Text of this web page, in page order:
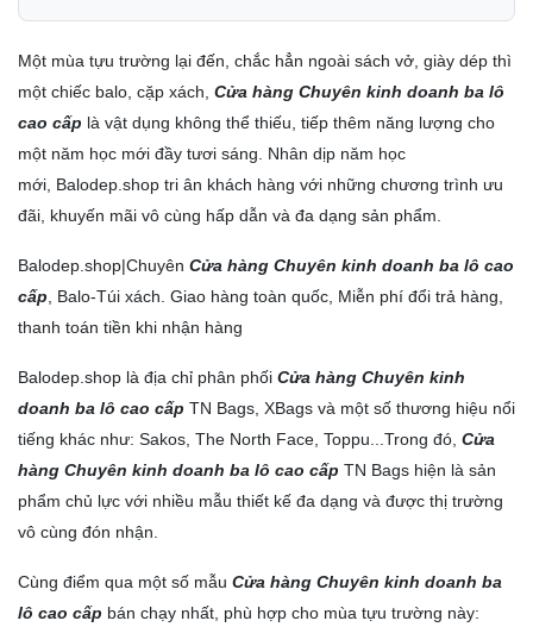
2. Balo học sinh TN Bags: TN.B 3006-8 (Sale 24% từ
402.000-304.000 đồng)
3. Một số mẫu balo cao cấp đến từ thương hiệu balo nổi
tiếng Sakos (Giảm 17% từ 499.000 còn 415.000 đồng)
DANH MỤC SẢN PHẨM
THƯƠNG HIỆU CHẤT LƯỢNG
+ Mua lẻ hoặc làm Nhà phân phối/Đại lý bán hàng nhãn
[Hỗ trợ in Logo/thông tin khách hàng lên Sản phẩm chỉ từ
+ May Balo–Túi xách–Đồng phục theo yêu cầu:
Một mùa tựu trường lại đến, chắc hẳn ngoài sách vở, giày dép thì
một chiếc balo, cặp xách, Cửa hàng Chuyên kinh doanh ba lô
cao cấp là vật dụng không thể thiếu, tiếp thêm năng lượng cho
một năm học mới đầy tươi sáng. Nhân dịp năm học
mới, Balodep.shop tri ân khách hàng với những chương trình ưu
đãi, khuyến mãi vô cùng hấp dẫn và đa dạng sản phẩm.
Balodep.shop|Chuyên Cửa hàng Chuyên kinh doanh ba lô cao
cấp , Balo-Túi xách. Giao hàng toàn quốc, Miễn phí đổi trả hàng,
thanh toán tiền khi nhận hàng
Balodep.shop là địa chỉ phân phối Cửa hàng Chuyên kinh
doanh ba lô cao cấp TN Bags, XBags và một số thương hiệu nổi
tiếng khác như: Sakos, The North Face, Toppu...Trong đó, Cửa
hàng Chuyên kinh doanh ba lô cao cấp TN Bags hiện là sản
phẩm chủ lực với nhiều mẫu thiết kế đa dạng và được thị trường
vô cùng đón nhận.
Cùng điểm qua một số mẫu Cửa hàng Chuyên kinh doanh ba
lô cao cấp bán chạy nhất, phù hợp cho mùa tựu trường này: